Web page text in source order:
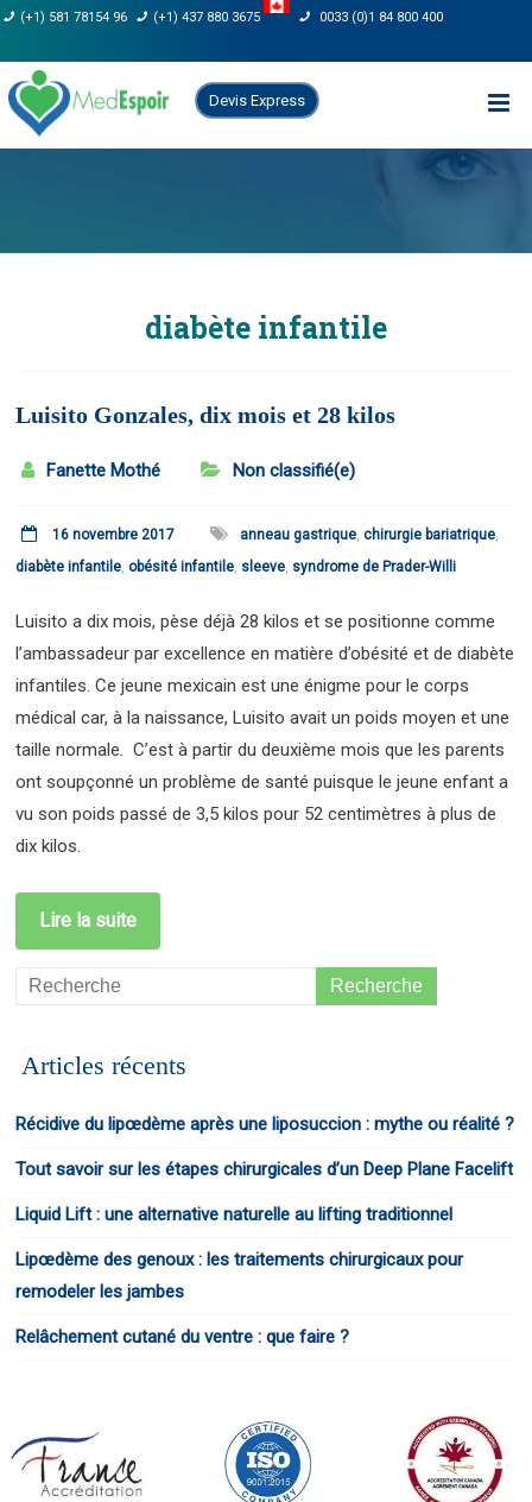
Skip
content
(+1) 581 78154 96 (+1) 437 880 3675 0033 (0)1 84 800 400
Devis Express
diabète infantile
Luisito Gonzales, dix mois et 28 kilos
Fanette Mothé Non classifié(e)
16 novembre 2017 anneau gastrique,chirurgie bariatrique,
diabète infantile, obésité infantile, sleeve, syndrome de Prader-Willi
Luisito a dix mois, pèse déjà 28 kilos et se positionne comme
l’ambassadeur par excellence en matière d’obésité et de diabète
infantiles. Ce jeune mexicain est une énigme pour le corps
médical car, à la naissance, Luisito avait un poids moyen et une
taille normale. C’est à partir du deuxième mois que les parents
ont soupçonné un problème de santé puisque le jeune enfant a
vu son poids passé de 3,5 kilos pour 52 centimètres à plus de
dix kilos.
Lire la suite
Articles récents
Récidive du lipœdème après une liposuccion : mythe ou réalité ?
Tout savoir sur les étapes chirurgicales d’un Deep Plane Facelift
Liquid Lift : une alternative naturelle au lifting traditionnel
Lipœdème des genoux : les traitements chirurgicaux pour
remodeler les jambes
Relâchement cutané du ventre : que faire ?